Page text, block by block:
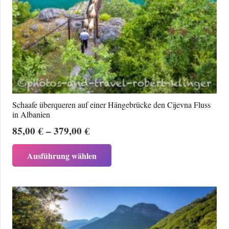
Schaafe überqueren auf einer Hängebrücke den Cijevna Fluss
in Albanien
85,00€–379,00€Preisspanne:
85,00 €
bis
379,00 €
Ausführung wählen
mehrere
Varianten
auf.